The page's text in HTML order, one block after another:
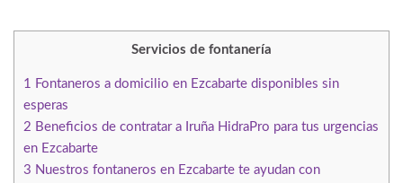
Servicios de fontanería
1
Fontaneros a domicilio en Ezcabarte disponibles sin
esperas
2 Beneficios de contratar a Iruña HidraPro para tus urgencias
en Ezcabarte
3 Nuestros fontaneros en Ezcabarte te ayudan con